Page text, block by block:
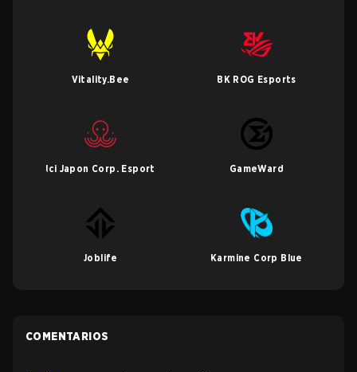
Vitality.Bee BK ROG Esports
Ici Japon Corp. Esport GameWard
Joblife Karmine Corp Blue
COMENTARIOS